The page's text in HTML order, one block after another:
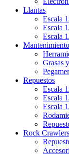
Llantas
Escala
Escala
Escala
Grasas
Repuestos
Escala
Escala
Escala
Rock Crawlers